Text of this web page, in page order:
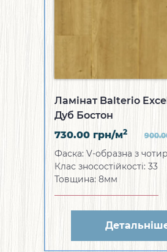
Ламінат Balterio
Дуб Бостон
730.00 грн/м2
Фаска: V-образна з
Клас зносостійкості: 33
Товщина: 8мм